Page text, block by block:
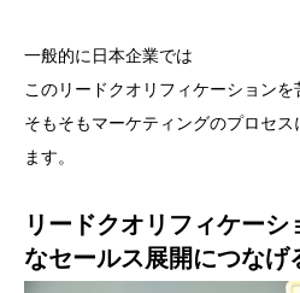
一般的に日本企業では
このリードクオリフィケーションを
そもそもマーケティングのプロセ
ます。
リードクオリフィケー
なセールス展開につなげ